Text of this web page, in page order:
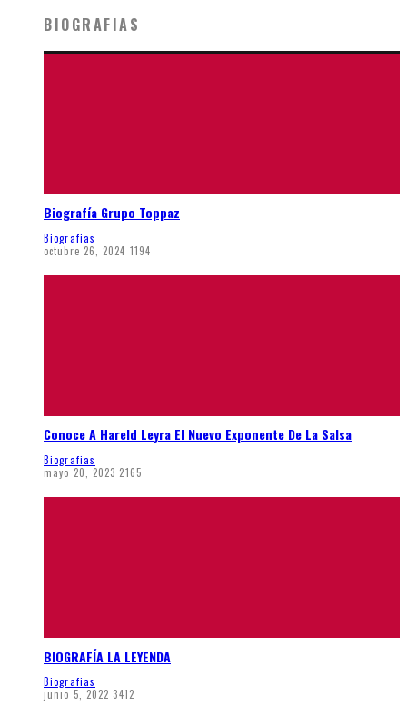
BIOGRAFIAS
Biografía Grupo Toppaz
Biografias
octubre 26, 2024 1194
Conoce A Hareld Leyra El Nuevo Exponente De La Salsa
Biografias
mayo 20, 2023 2165
BIOGRAFÍA LA LEYENDA
Biografias
junio 5, 2022 3412